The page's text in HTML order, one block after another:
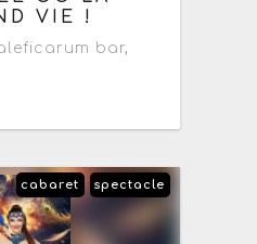
VIE !
bar,
spectacle
cabaret